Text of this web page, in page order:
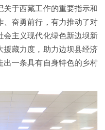
关于西藏工作的重要指示和
、奋勇前行，有力推动了对
会主义现代化绿色新边坝新
援藏力度，助力边坝县经济
出一条具有自身特色的乡村